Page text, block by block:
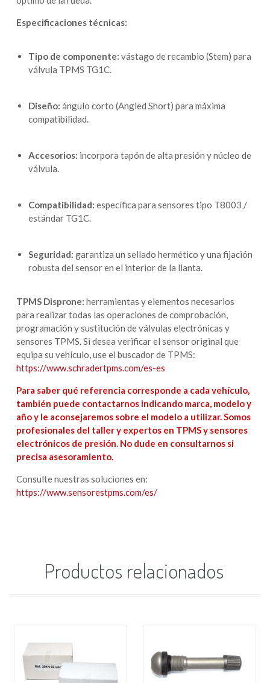
Especificaciones técnicas:
Tipo de componente: vástago de recambio (Stem) para
válvula TPMS TG1C.
Diseño: ángulo corto (Angled Short) para máxima
compatibilidad.
Accesorios: incorpora tapón de alta presión y núcleo de
válvula.
Compatibilidad: específica para sensores tipo T8003 /
estándar TG1C.
Seguridad: garantiza un sellado hermético y una fijación
robusta del sensor en el interior de la llanta.
TPMS Disprone: herramientas y elementos necesarios
para realizar todas las operaciones de comprobación,
programación y sustitución de válvulas electrónicas y
sensores TPMS. Si desea verificar el sensor original que
equipa su vehículo, use el buscador de TPMS:
https://www.schradertpms.com/es-es
Para saber qué referencia corresponde a cada vehículo,
también puede contactarnos indicando marca, modelo y
año y le aconsejaremos sobre el modelo a utilizar. Somos
profesionales del taller y expertos en TPMS y sensores
electrónicos de presión. No dude en consultarnos si
precisa asesoramiento.
Consulte nuestras soluciones en:
https://www.sensorestpms.com/es/
Productos relacionados